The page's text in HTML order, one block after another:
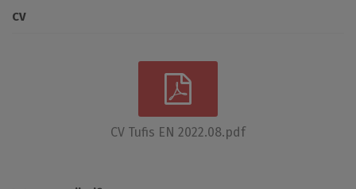
CV
CV Tufis EN 2022.08.pdf